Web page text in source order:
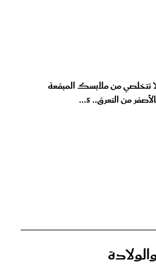
تتخلصي من ملابسك المبقعة
من التعرق.. 5...